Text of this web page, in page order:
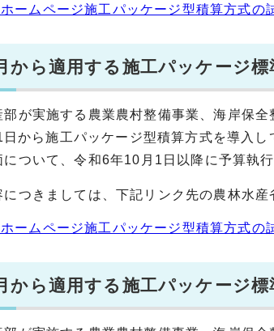
ームページ施工パッケージ型積算方式の
から適用する施工パッケージ標
が実施する農業農村整備事業、海岸保
から施工パッケージ型積算方式を導入
ついて、令和6年10月1日以降に予算執
つきましては、下記リンク先の農林水産
ームページ施工パッケージ型積算方式の
から適用する施工パッケージ標